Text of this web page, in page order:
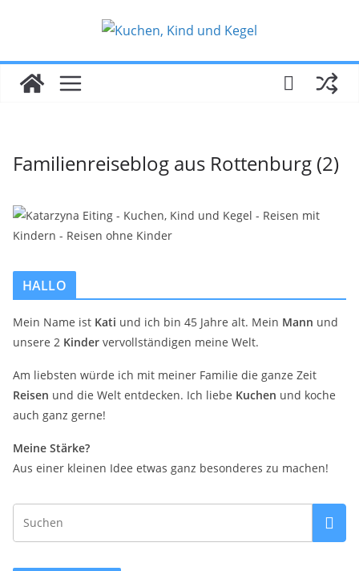
Familienreiseblog aus Rottenburg (2)
HALLO
Mein Name ist Kati und ich bin 45 Jahre alt. Mein Mann und
unsere 2 Kinder vervollständigen meine Welt.
Am liebsten würde ich mit meiner Familie die ganze Zeit
Reisen und die Welt entdecken. Ich liebe Kuchen und koche
auch ganz gerne!
Meine Stärke?
Aus einer kleinen Idee etwas ganz besonderes zu machen!